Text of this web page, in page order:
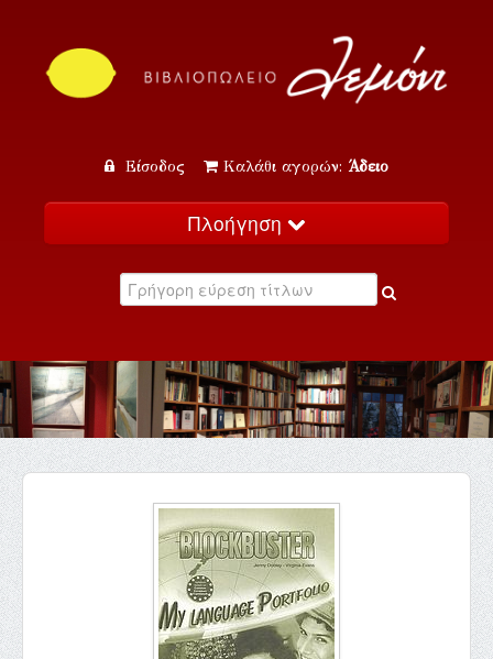
Είσοδος Καλάθι αγορών: Άδειο
Πλοήγηση
Κατάλογος
Εκδηλώσεις
Επικοινωνία